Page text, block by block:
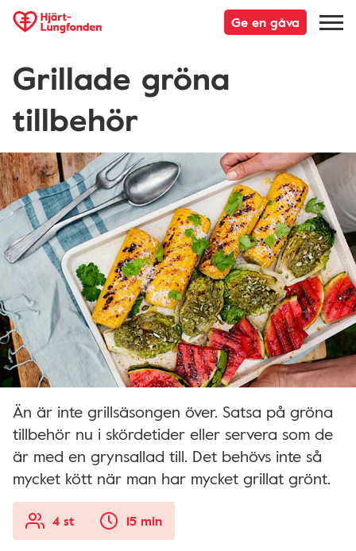
Ge en gåva
Grillade gröna
tillbehör
Än är inte grillsäsongen över. Satsa på gröna
tillbehör nu i skördetider eller servera som de
är med en grynsallad till. Det behövs inte så
mycket kött när man har mycket grillat grönt.
4 st 15 min